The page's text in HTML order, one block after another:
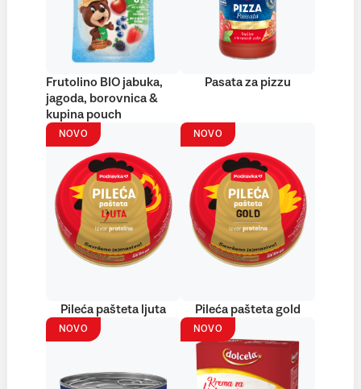
Frutolino BIO jabuka,
jagoda, borovnica &
kupina pouch
Pasata za pizzu
NOVO
Pileća pašteta ljuta
NOVO
Pileća pašteta gold
NOVO NOVO